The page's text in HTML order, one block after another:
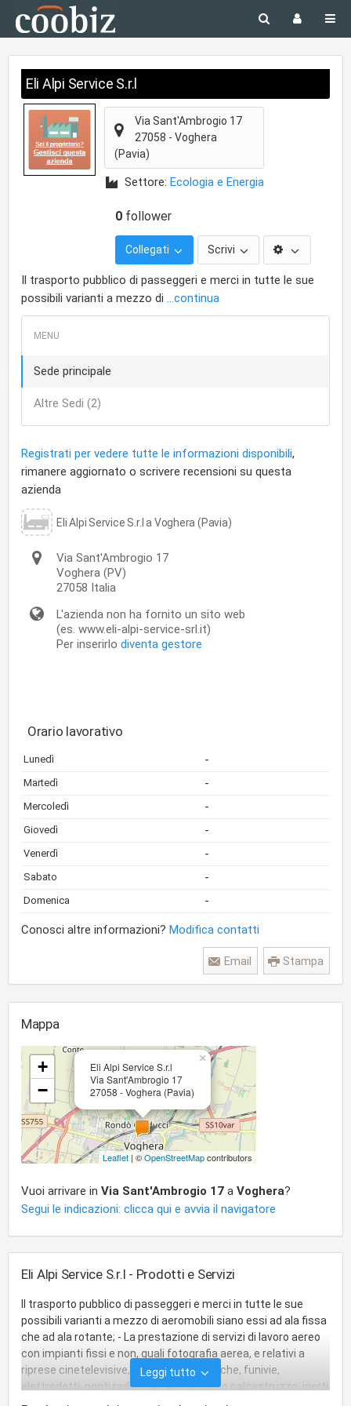
Eli Alpi Service S.r.l
Via Sant'Ambrogio 17
27058 - Voghera
(Pavia)
Settore: Ecologia e Energia
0 follower
Collegati Scrivi
Il trasporto pubblico di passeggeri e merci in tutte le sue
possibili varianti a mezzo di ...continua
Sede principale
Altre Sedi (2)
Registrati per vedere tutte le informazioni disponibili,
rimanere aggiornato o scrivere recensioni su questa
azienda
Eli Alpi Service S.r.l a Voghera (Pavia)
Via Sant'Ambrogio 17
Voghera (PV)
27058 Italia
L'azienda non ha fornito un sito web
(es. www.eli-alpi-service-srl.it)
Per inserirlo diventa gestore
Orario lavorativo
Lunedì -
Martedì -
Mercoledì -
Giovedì -
Venerdì -
Sabato -
Domenica -
Conosci altre informazioni? Modifica contatti
Stampa
Email
Mappa
Eli Alpi Service S.r.l
Via Sant'Ambrogio 17
27058 - Voghera (Pavia)
×
+
−
Leaflet| ©OpenStreetMapcontributors
Vuoi arrivare in Via Sant'Ambrogio 17 a Voghera?
Segui le indicazioni: clicca qui e avvia il navigatore
Eli Alpi Service S.r.l - Prodotti e Servizi
Il trasporto pubblico di passeggeri e merci in tutte le sue
possibili varianti a mezzo di aeromobili siano essi ad ala fissa
che ad ala rotante; - La prestazione di servizi di lavoro aereo
con impianti fissi e non, quali fotografia aerea, e relativi a
riprese cinetelevisive, montaggi teleferiche, funivie,
elettrodotti, ponti radio e simili, trasporto calcestruzzo, inerti
ed altre attrezzature per cantieri, trasporto carichi esterni,
Leggi tutto